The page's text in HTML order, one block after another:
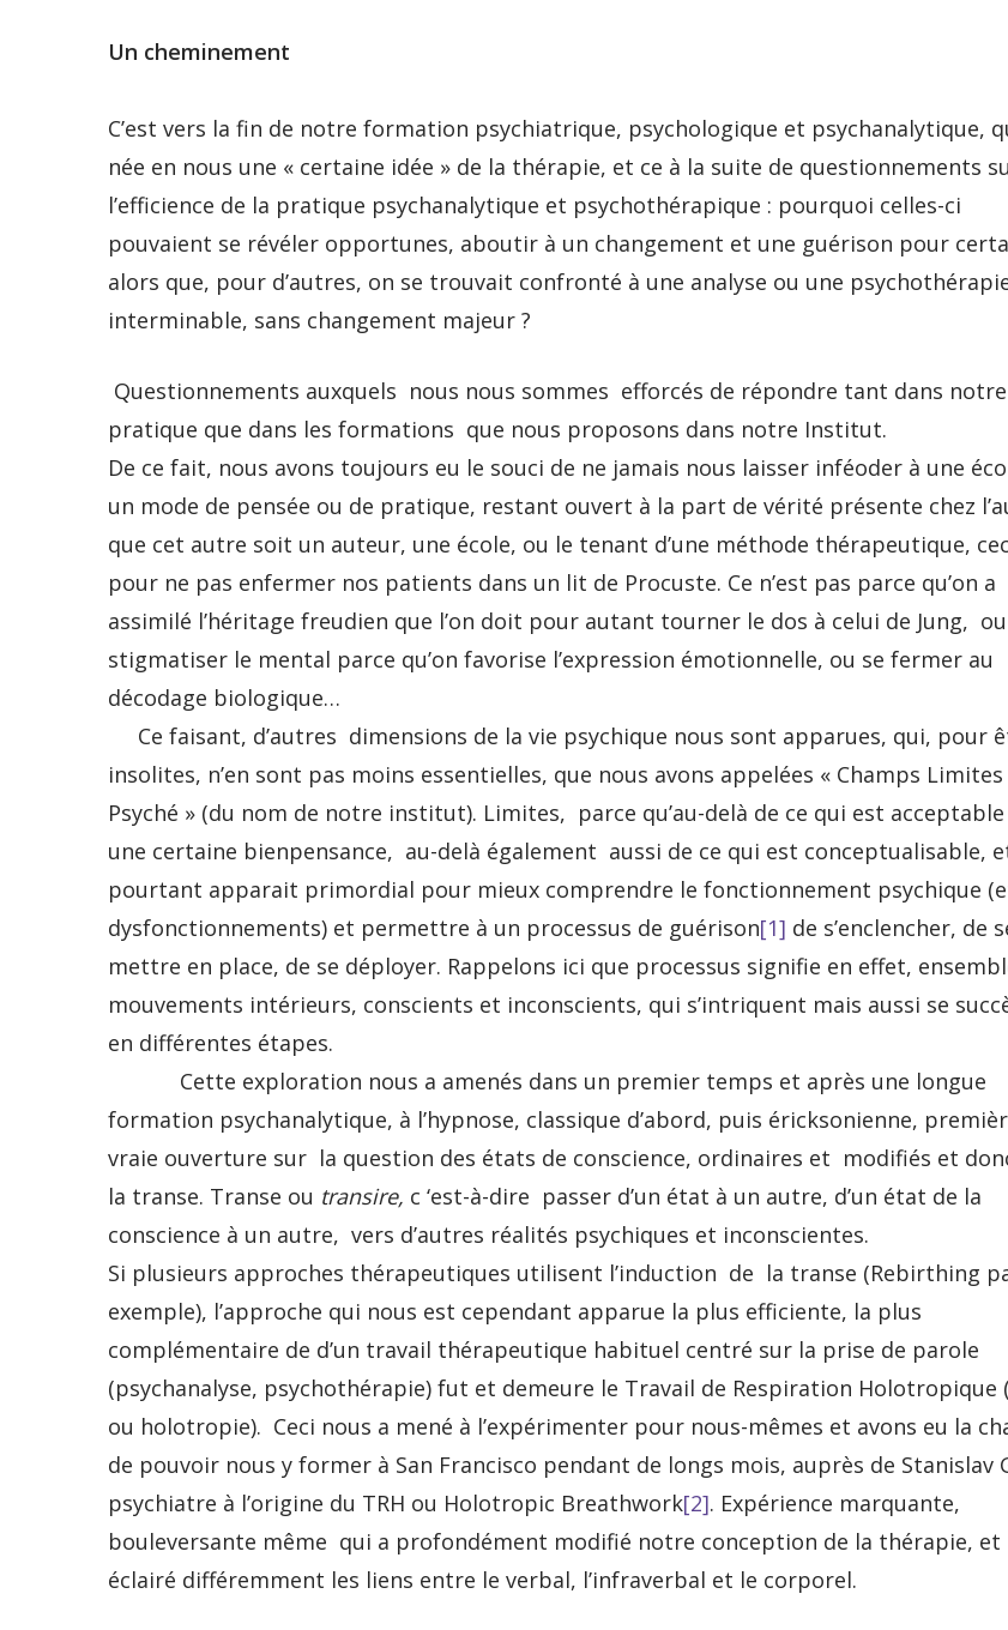
Un cheminement
C’est vers la fin de notre formation psychiatrique, psychologique et psychanalytique,
née en nous une « certaine idée » de la thérapie, et ce à la suite de questionnements
l’efficience de la pratique psychanalytique et psychothérapique : pourquoi celles-ci
pouvaient se révéler opportunes, aboutir à un changement et une guérison pour
alors que, pour d’autres, on se trouvait confronté à une analyse ou une
interminable, sans changement majeur ?
Questionnements auxquels nous nous sommes efforcés de répondre tant dans notre
pratique que dans les formations que nous proposons dans notre Institut.
De ce fait, nous avons toujours eu le souci de ne jamais nous laisser inféoder à une
un mode de pensée ou de pratique, restant ouvert à la part de vérité présente chez
que cet autre soit un auteur, une école, ou le tenant d’une méthode thérapeutique,
pour ne pas enfermer nos patients dans un lit de Procuste. Ce n’est pas parce qu’on a
assimilé l’héritage freudien que l’on doit pour autant tourner le dos à celui de Jung, ou
stigmatiser le mental parce qu’on favorise l’expression émotionnelle, ou se fermer au
décodage biologique…
Ce faisant, d’autres dimensions de la vie psychique nous sont apparues, qui, pour
insolites, n’en sont pas moins essentielles, que nous avons appelées « Champs Limites
Psyché » (du nom de notre institut). Limites, parce qu’au-delà de ce qui est
une certaine bienpensance, au-delà également aussi de ce qui est conceptualisable,
pourtant apparait primordial pour mieux comprendre le fonctionnement psychique
dysfonctionnements) et permettre à un processus de guérison[1] de s’enclencher, de
mettre en place, de se déployer. Rappelons ici que processus signifie en effet,
mouvements intérieurs, conscients et inconscients, qui s’intriquent mais aussi se
en différentes étapes.
Cette exploration nous a amenés dans un premier temps et après une longue
formation psychanalytique, à l’hypnose, classique d’abord, puis éricksonienne,
vraie ouverture sur la question des états de conscience, ordinaires et modifiés et
la transe. Transe ou transire, c ‘est-à-dire passer d’un état à un autre, d’un état de la
conscience à un autre, vers d’autres réalités psychiques et inconscientes.
Si plusieurs approches thérapeutiques utilisent l’induction de la transe (Rebirthing
exemple), l’approche qui nous est cependant apparue la plus efficiente, la plus
complémentaire de d’un travail thérapeutique habituel centré sur la prise de parole
(psychanalyse, psychothérapie) fut et demeure le Travail de Respiration Holotropique
ou holotropie). Ceci nous a mené à l’expérimenter pour nous-mêmes et avons eu la
de pouvoir nous y former à San Francisco pendant de longs mois, auprès de Stanislav
psychiatre à l’origine du TRH ou Holotropic Breathwork[2]. Expérience marquante,
bouleversante même qui a profondément modifié notre conception de la thérapie, et
éclairé différemment les liens entre le verbal, l’infraverbal et le corporel.